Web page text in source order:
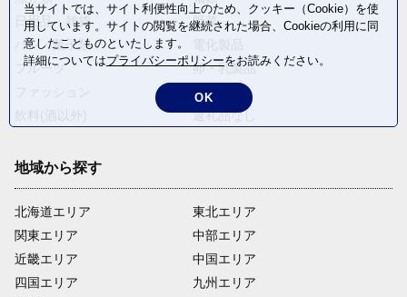
日用品・雑貨
野菜
パン・菓子類
フルーツ
卵・乳製品
米・穀物
返礼品なし
地域から探す
北海道エリア
関東エリア
近畿エリア
四国エリア
東北エリア
中部エリア
中国エリア
九州エリア
当サイトでは、サイト利便性向上のため、クッキー（Cookie）を使
用しています。サイトの閲覧を継続された場合、Cookieの利用に同
意したことものといたします。
詳細についてはプライバシーポリシーをお読みください。
OK